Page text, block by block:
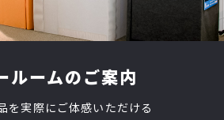
ルームのご案内
を実際にご体感いただける